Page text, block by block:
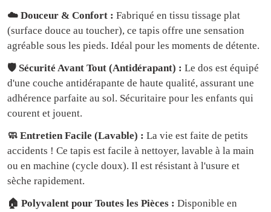
☁️ Douceur & Confort : Fabriqué en tissu tissage plat
(surface douce au toucher), ce tapis offre une sensation
agréable sous les pieds. Idéal pour les moments de détente.
🛡️ Sécurité Avant Tout (Antidérapant) : Le dos est équipé
d'une couche antidérapante de haute qualité, assurant une
adhérence parfaite au sol. Sécuritaire pour les enfants qui
courent et jouent.
🧼 Entretien Facile (Lavable) : La vie est faite de petits
accidents ! Ce tapis est facile à nettoyer, lavable à la main
ou en machine (cycle doux). Il est résistant à l'usure et
sèche rapidement.
🏠 Polyvalent pour Toutes les Pièces : Disponible en